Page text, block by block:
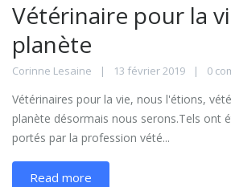
Vétérinaire pour la
planète
Corinne Lesaine 13 février 2019 0
Vétérinaires pour la vie, nous l'étions,
planète désormais nous serons.Tels ont
portés par la profession vété...
Read more